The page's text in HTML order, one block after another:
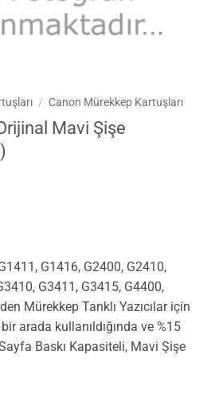
/ Canon Mürekkep Kartuşları
Mavi Şişe
G1416, G2400, G2410,
G3411, G3415, G4400,
Mürekkep Tanklı Yazıcılar için
arada kullanıldığında ve %15
Baskı Kapasiteli, Mavi Şişe